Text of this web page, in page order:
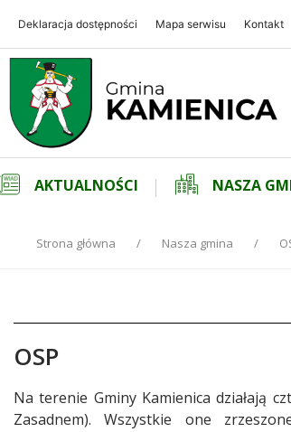
Deklaracja dostępności Mapa serwisu Kontakt
Gmina Kamienica
AKTUALNOŚCI NASZA
Strona główna Nasza gmina
OSP
Treść
Na terenie Gminy Kamienica działają
Zasadnem). Wszystkie one